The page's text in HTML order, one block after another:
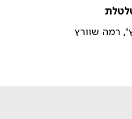
רמה שוורץ